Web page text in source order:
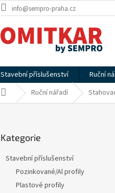
info@sempro-praha.cz
Stavební příslušenství Ruční
Domů Ruční nářadí
kategorie
Kategorie
Stavební příslušenství
Pozinkované/Al profily
Plastové profily